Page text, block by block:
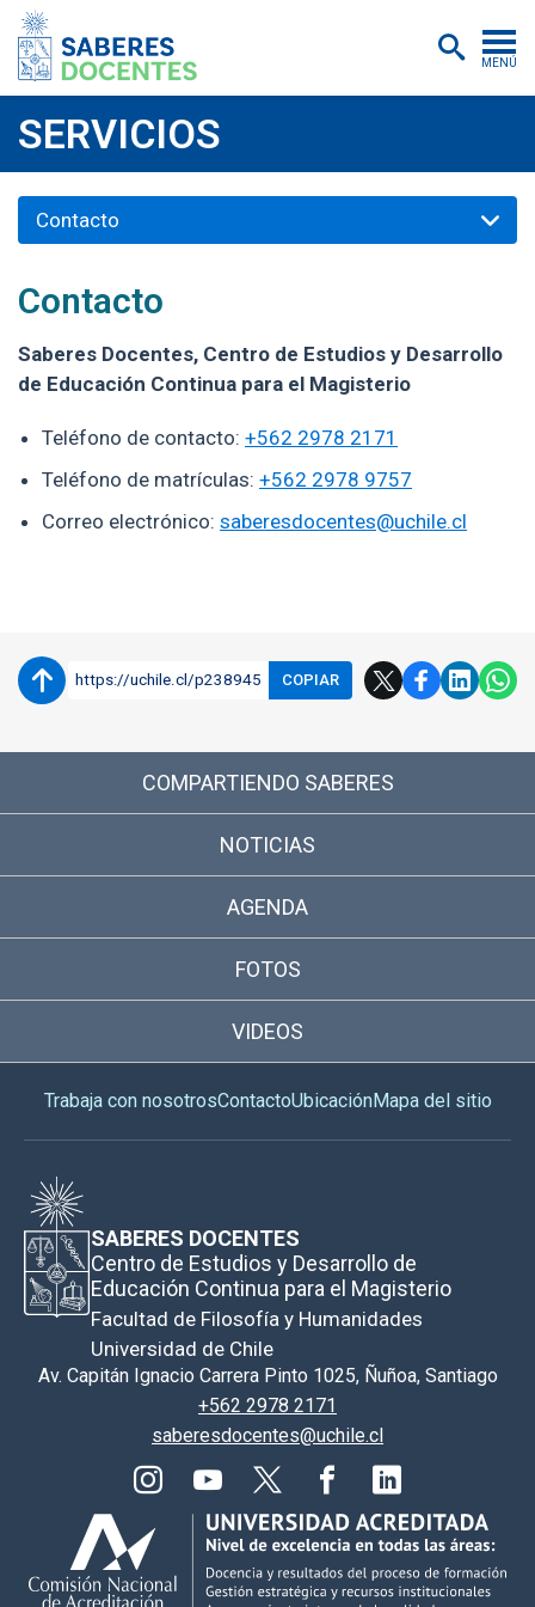
MENÚ
Postítulos y diplomados
Quiénes somos
Certificados digitales
Aulas virtuales
SERVICIOS
Contacto
Saberes Docentes, Centro de Estudios y Desarrollo
de Educación Continua para el Magisterio
Teléfono de contacto: +562 2978 2171
Teléfono de matrículas: +562 2978 9757
Correo electrónico: saberesdocentes@uchile.cl
Contacto
https://uchile.cl/p238945 COPIAR
COMPARTIENDO SABERES
NOTICIAS
AGENDA
FOTOS
VIDEOS
Trabaja con nosotrosContactoUbicaciónMapa del sitio
SABERES DOCENTES
Centro de Estudios y Desarrollo de
Educación Continua para el Magisterio
Facultad de Filosofía y Humanidades
Universidad de Chile
Av. Capitán Ignacio Carrera Pinto 1025, Ñuñoa, Santiago
+562 2978 2171
saberesdocentes@uchile.cl